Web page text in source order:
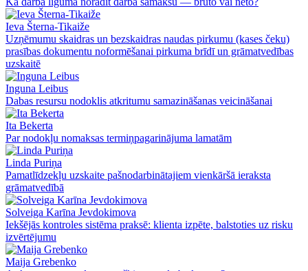
Ieva Šterna-Tikaiže
Uzņēmumu skaidras un bezskaidras naudas pirkumu (kases čeku)
prasības dokumentu noformēšanai pirkuma brīdī un grāmatvedības
uzskaitē
Inguna Leibus
Dabas resursu nodoklis atkritumu samazināšanas veicināšanai
Ita Bekerta
Par nodokļu nomaksas termiņpagarinājuma lamatām
Linda Puriņa
Pamatlīdzekļu uzskaite pašnodarbinātajiem vienkāršā ieraksta
grāmatvedībā
Solveiga Karīna Jevdokimova
Iekšējās kontroles sistēma praksē: klienta izpēte, balstoties uz risku
izvērtējumu
Maija Grebenko